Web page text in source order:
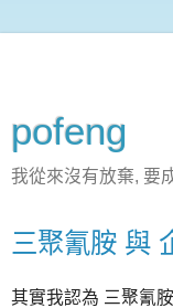
pofeng
我從來沒有放棄, 要
三聚氰胺 與
其實我認為 三聚氰